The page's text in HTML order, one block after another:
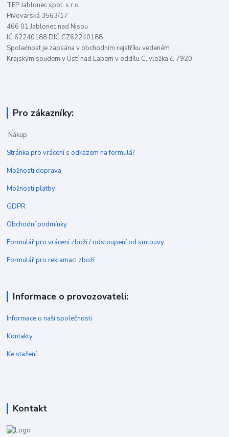
TEP Jablonec spol. s r.o.
Pivovarská 3563/17
466 01 Jablonec nad Nisou
IČ 62240188 DIČ CZ62240188
Společnost je zapsána v obchodním rejstříku vedeném
Krajským soudem v Ústí nad Labem v oddílu C, vložka č. 7920
Pro zákazníky:
Nákup
Stránka pro vrácení s odkazem na formulář
Možnosti doprava
Možnosti platby
GDPR
Obchodní podmínky
Formulář pro vrácení zboží / odstoupení od smlouvy
Formulář pro reklamaci zboží
Informace o provozovateli:
Informace o naší společnosti
Kontakty
Ke stažení:
Kontakt